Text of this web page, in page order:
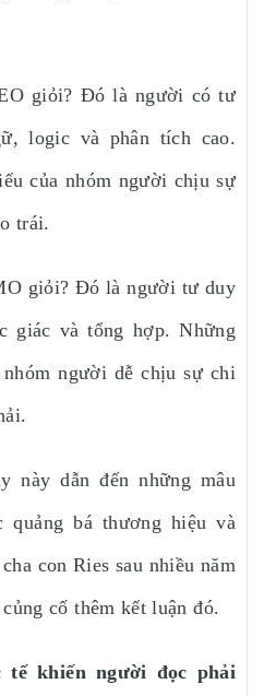
giỏi? Đó là người có tư
logic và phân tích cao.
của nhóm người chịu sự
trái.
giỏi? Đó là người tư duy
giác và tổng hợp. Những
người dễ chịu sự chi
này dẫn đến những mâu
quảng bá thương hiệu và
con Ries sau nhiều năm
cố thêm kết luận đó.
tế khiến người đọc phải